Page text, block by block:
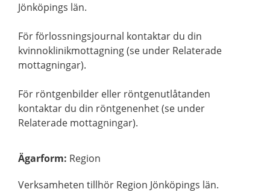
Jönköpings län.
För förlossningsjournal kontaktar du din
kvinnoklinikmottagning (se under Relaterade
mottagningar).
För röntgenbilder eller röntgenutlåtanden
kontaktar du din röntgenenhet (se under
Relaterade mottagningar).
Ägarform: Region
Verksamheten tillhör Region Jönköpings län.